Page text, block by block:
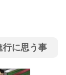
行に思う事